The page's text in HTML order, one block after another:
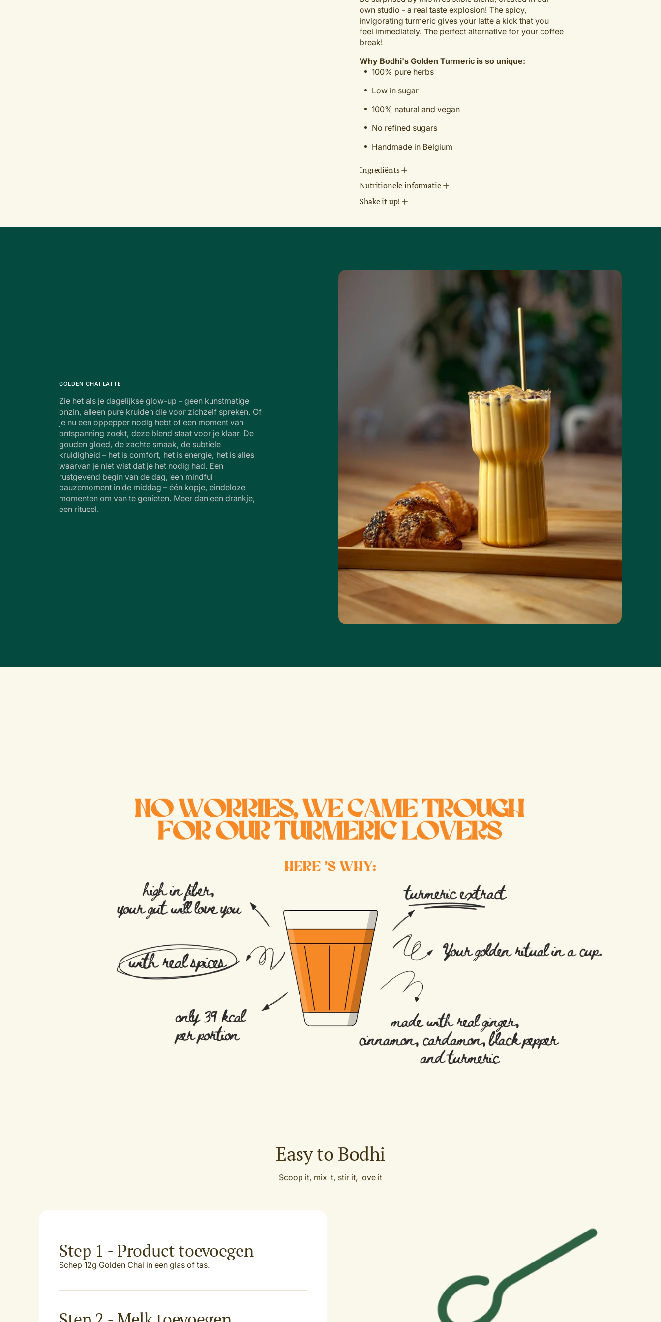
own studio - a real taste explosion! The spicy,
invigorating turmeric gives your latte a kick that you
feel immediately. The perfect alternative for your coffee
break!
Why Bodhi's Golden Turmeric is so unique:
100% pure herbs
Low in sugar
100% natural and vegan
No refined sugars
Handmade in Belgium
Ingrediënts
Nutritionele informatie
Shake it up!
GOLDEN CHAI LATTE
Zie het als je dagelijkse glow-up – geen kunstmatige
onzin, alleen pure kruiden die voor zichzelf spreken. Of
je nu een oppepper nodig hebt of een moment van
ontspanning zoekt, deze blend staat voor je klaar. De
gouden gloed, de zachte smaak, de subtiele
kruidigheid – het is comfort, het is energie, het is alles
waarvan je niet wist dat je het nodig had. Een
rustgevend begin van de dag, een mindful
pauzemoment in de middag – één kopje, eindeloze
momenten om van te genieten. Meer dan een drankje,
een ritueel.
Easy to Bodhi
Scoop it, mix it, stir it, love it
Step 1 - Product toevoegen
Schep 12g Golden Chai in een glas of tas.